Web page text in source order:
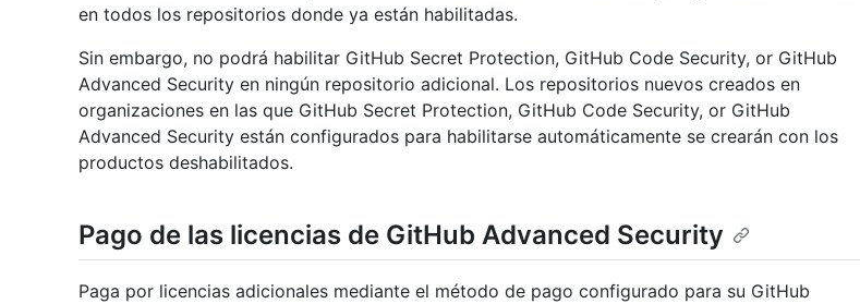
en todos los repositorios donde ya están habilitadas.
Sin embargo, no podrá habilitar GitHub Secret Protection, GitHub Code Security, or GitHub
Advanced Security en ningún repositorio adicional. Los repositorios nuevos creados en
organizaciones en las que GitHub Secret Protection, GitHub Code Security, or GitHub
Advanced Security están configurados para habilitarse automáticamente se crearán con los
productos deshabilitados.
Pago de las licencias de GitHub Advanced Security
Paga por licencias adicionales mediante el método de pago configurado para su GitHub